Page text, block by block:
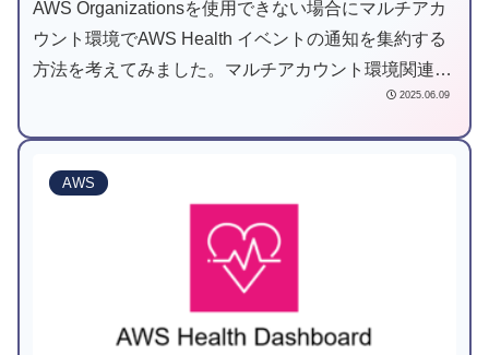
AWS Organizationsを使用できない場合にマルチアカ
ウント環境でAWS Health イベントの通知を集約する
方法を考えてみました。マルチアカウント環境関連の
設定はAWS Organizationsを使えることが前提のもの
避けたいという方は少なからずいると思います。その
ような方の参考になったら良いな、と思います。
2025.06.09
AWS